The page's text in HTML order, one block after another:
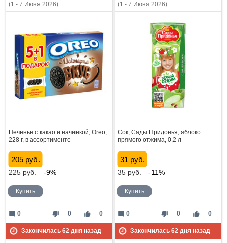
(1 - 7 Июня 2026)
Печенье с какао и начинкой, Oreo,
228 г, в ассортименте
205 руб.
225руб. -9%
Купить
thumb_down 0 thumb_up 0
mode_comment 0
Закончилась 62дня назад
(1 - 7 Июня 2026)
Сок, Сады Придонья, яблоко
прямого отжима, 0,2 л
31 руб.
35руб. -11%
Купить
thumb_down 0 thumb_up 0
mode_comment 0
Закончилась 62дня назад